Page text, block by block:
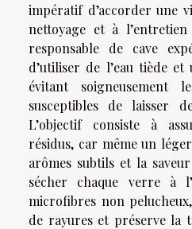
impératif d’accorder une
nettoyage et à
responsable de cave
d’utiliser de l’eau tiède
évitant soigneusement
susceptibles de laisser
L’objectif consiste à
résidus, car même un
arômes subtils et la
sécher chaque verre à
microfibres non
de rayures et préserve la